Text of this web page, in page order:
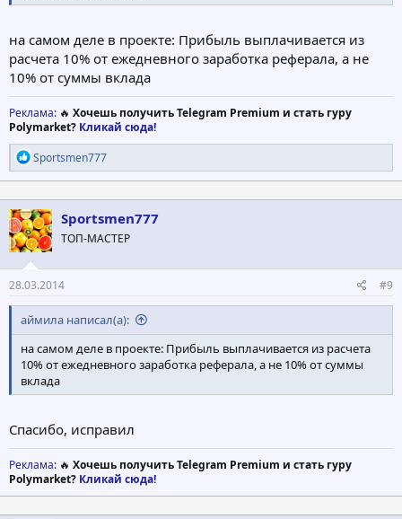
на самом деле в проекте: Прибыль выплачивается из
расчета 10% от ежедневного заработка реферала, а не
10% от суммы вклада
Реклама: 🔥 Хочешь получить Telegram Premium и стать гуру
Polymarket? Кликай сюда!
Р
е
а
к
ц
и
и
:
Sportsmen777
Sportsmen777
ТОП-МАСТЕР
28.03.2014 #9
аймила написал(а):
на самом деле в проекте: Прибыль выплачивается из расчета
10% от ежедневного заработка реферала, а не 10% от суммы
вклада
Спасибо, исправил
Реклама: 🔥 Хочешь получить Telegram Premium и стать гуру
Polymarket? Кликай сюда!